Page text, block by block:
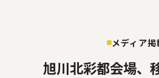
札幌(石狩･空知･後志)版
旭川
函館(渡島･檜山)版
帯
メディア掲
旭川北彩都会場、